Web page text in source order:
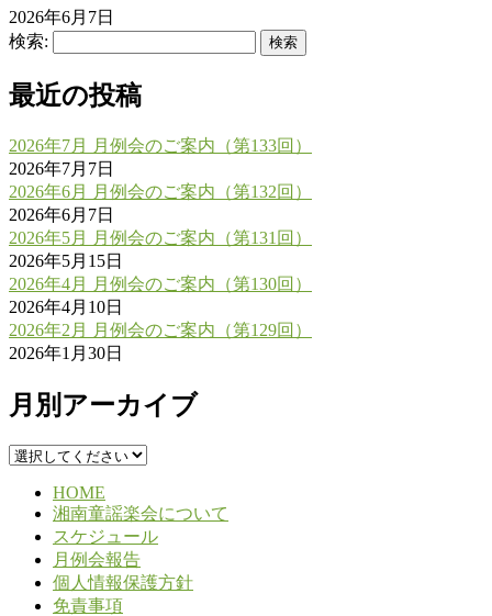
2026年6月7日
検索:
最近の投稿
2026年7月 月例会のご案内（第133回）
2026年7月7日
2026年6月 月例会のご案内（第132回）
2026年6月7日
2026年5月 月例会のご案内（第131回）
2026年5月15日
2026年4月 月例会のご案内（第130回）
2026年4月10日
2026年2月 月例会のご案内（第129回）
2026年1月30日
月別アーカイブ
HOME
湘南童謡楽会について
スケジュール
月例会報告
個人情報保護方針
免責事項